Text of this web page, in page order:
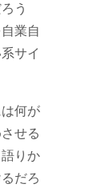
う
業自
サイ
何が
せる
りか
だろ